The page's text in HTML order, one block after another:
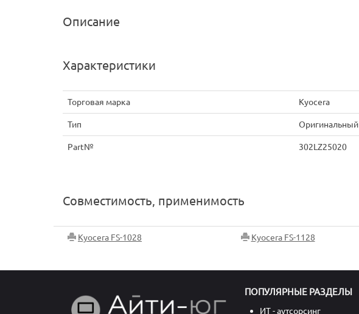
Описание
Характеристики
Торговая марка Kyocera
Тип Оригинальный
Part№ 302LZ25020
Совместимость, применимость
Kyocera FS-1028 Kyocera FS-1128
ПОПУЛЯРНЫЕ РАЗДЕЛЫ
ИТ - аутсорсинг